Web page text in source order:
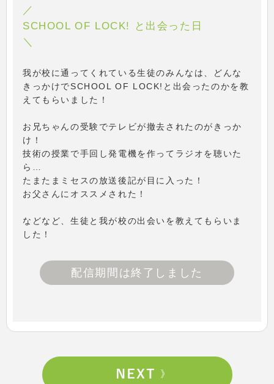
／
SCHOOL OF LOCK! と出会った日
＼
我が校に通ってくれている生徒のみんなは、どんな
きっかけでSCHOOL OF LOCK!と出会ったのかを教
えてもらいました！
お兄ちゃんの受験でテレビが撤去されたのがきっか
け！
技術の授業で手回し発電機を作ってラジオを聴いた
ら…
たまたまミセスの放送後記が目に入った！
お父さんにオススメされた！
などなど、生徒と我が校の出会いを教えてもらいま
した！
配信期間は終了しました